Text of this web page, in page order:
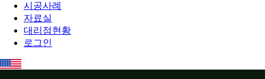
시공사례
자료실
대리점현황
로그인